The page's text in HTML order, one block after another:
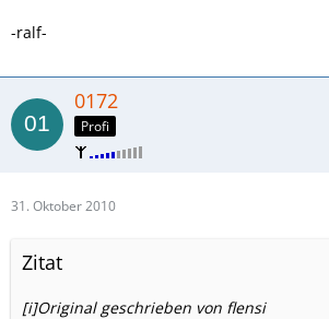
-ralf-
0172
Profi
31. Oktober 2010
Zitat
[i]Original geschrieben von flensi